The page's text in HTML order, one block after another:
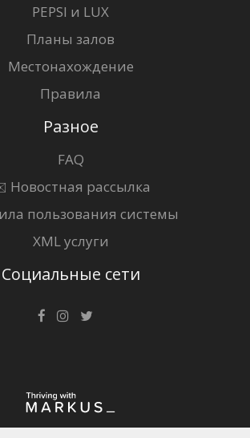
PEPSI и LUX
Планы залов
Местонахождение
Правила
Разное
FAQ
Новостная рассылка
пользования системы
XML услуги
Социальные сети